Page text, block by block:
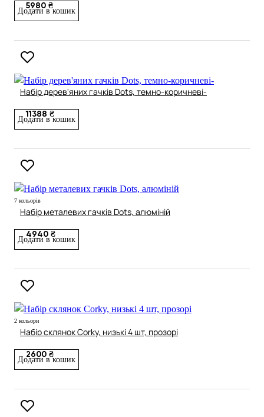
5980 ₴
Додати в кошик
Набір дерев'яних гачків Dots, темно-коричневі-
11388 ₴
Додати в кошик
7 кольорів
Набір металевих гачків Dots, алюміній
4940 ₴
Додати в кошик
2 кольори
Набір склянок Corky, низькі 4 шт, прозорі
2600 ₴
Додати в кошик